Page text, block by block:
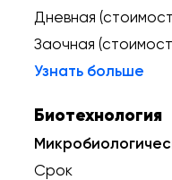
Дневная
Заочная
Узнать больше
Биотехнология
Срок